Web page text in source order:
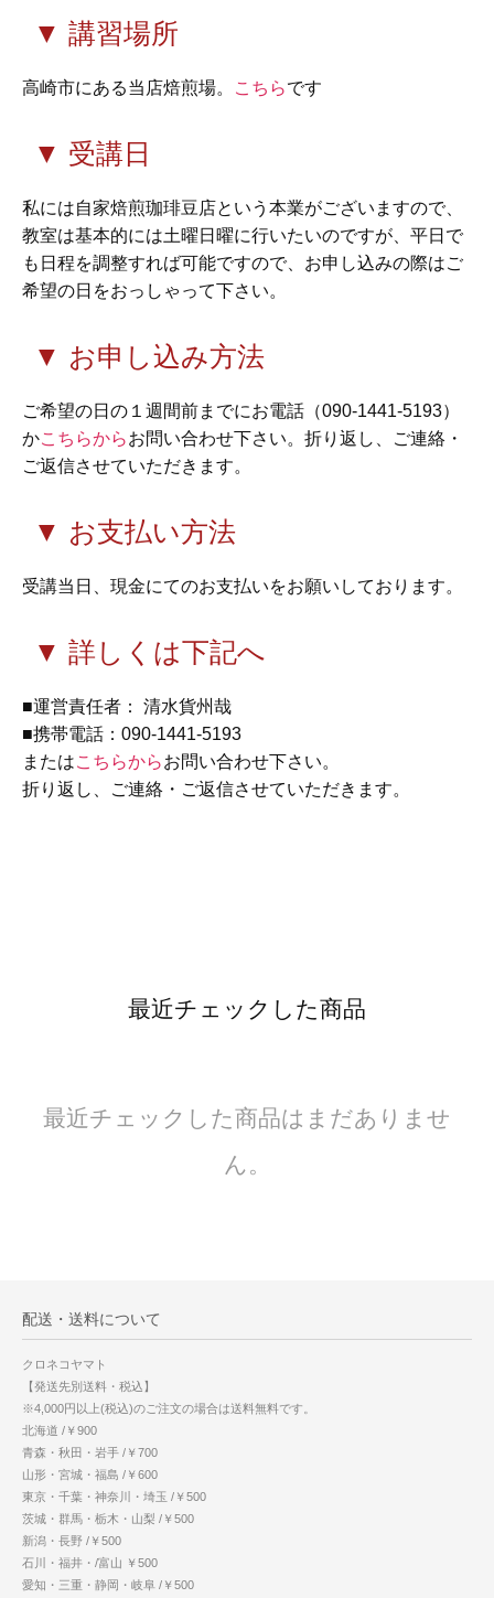
▼ 講習場所
高崎市にある当店焙煎場。 こちらです
▼ 受講日
私には自家焙煎珈琲豆店という本業がございますので、
教室は基本的には土曜日曜に行いたいのですが、平日で
も日程を調整すれば可能ですので、お申し込みの際はご
希望の日をおっしゃって下さい。
▼ お申し込み方法
ご希望の日の１週間前までにお電話（090-1441-5193）
かこちらからお問い合わせ下さい。折り返し、ご連絡・
ご返信させていただきます。
▼ お支払い方法
受講当日、現金にてのお支払いをお願いしております。
▼ 詳しくは下記へ
■運営責任者： 清水貨州哉
■携帯電話：090-1441-5193
またはこちらからお問い合わせ下さい。
折り返し、ご連絡・ご返信させていただきます。
最近チェックした商品
最近チェックした商品はまだありませ
ん。
配送・送料について
クロネコヤマト
【発送先別送料・税込】
※4,000円以上(税込)のご注文の場合は送料無料です。
北海道 /￥900
青森・秋田・岩手 /￥700
山形・宮城・福島 /￥600
東京・千葉・神奈川・埼玉 /￥500
茨城・群馬・栃木・山梨 /￥500
新潟・長野 /￥500
石川・福井・/富山 ￥500
愛知・三重・静岡・岐阜 /￥500